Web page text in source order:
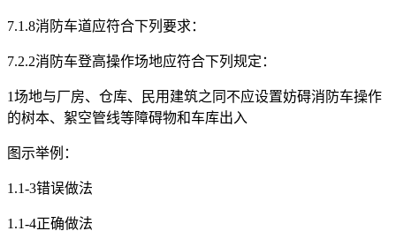
7.1.8消防车道应符合下列要求：
7.2.2消防车登高操作场地应符合下列规定：
1场地与厂房、仓库、民用建筑之同不应设置妨碍消防车操作
的树本、絮空管线等障碍物和车库出入
图示举例：
1.1-3错误做法
1.1-4正确做法